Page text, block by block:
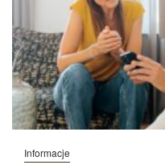
Informacje